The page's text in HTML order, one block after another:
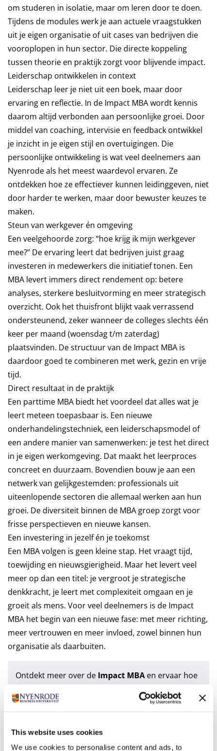
This website uses cookies
We use cookies to personalise content and ads, to
om studeren in isolatie, maar om leren door te doen.
Tijdens de modules werk je aan actuele vraagstukken
uit je eigen organisatie of uit cases van bedrijven die
vooroplopen in hun sector. Die directe koppeling
tussen theorie en praktijk zorgt voor blijvende impact.
Leiderschap ontwikkelen in context
Leiderschap leer je niet uit een boek, maar door
ervaring en reflectie. In de Impact MBA wordt kennis
daarom altijd verbonden aan persoonlijke groei. Door
middel van coaching, intervisie en feedback ontwikkel
je inzicht in je eigen stijl en overtuigingen. Die
persoonlijke ontwikkeling is wat veel deelnemers aan
Nyenrode als het meest waardevol ervaren. Ze
ontdekken hoe ze effectiever kunnen leidinggeven, niet
door harder te werken, maar door bewuster keuzes te
maken.
Steun van werkgever én omgeving
Een veelgehoorde zorg: “hoe krijg ik mijn werkgever
mee?” De ervaring leert dat bedrijven juist graag
investeren in medewerkers die initiatief tonen. Een
MBA levert immers direct rendement op: betere
analyses, sterkere besluitvorming en meer strategisch
overzicht. Ook het thuisfront blijkt vaak verrassend
ondersteunend, zeker wanneer de colleges slechts één
keer per maand (woensdag t/m zaterdag)
plaatsvinden. De structuur van de Impact MBA is
daardoor goed te combineren met werk, gezin en vrije
tijd.
Direct resultaat in de praktijk
Een parttime MBA biedt het voordeel dat alles wat je
leert meteen toepasbaar is. Een nieuwe
onderhandelingstechniek, een leiderschapsmodel of
een andere manier van samenwerken: je test het direct
in je eigen werkomgeving. Dat maakt het leerproces
concreet en duurzaam. Bovendien bouw je aan een
netwerk van gelijkgestemden: professionals uit
uiteenlopende sectoren die allemaal werken aan hun
groei. De diversiteit binnen de MBA groep zorgt voor
frisse perspectieven en nieuwe kansen.
Een investering in jezelf én je toekomst
Een MBA volgen is geen kleine stap. Het vraagt tijd,
toewijding en nieuwsgierigheid. Maar het levert veel
meer op dan een titel: je vergroot je strategische
denkkracht, je leert met complexiteit omgaan en je
groeit als mens. Voor veel deelnemers is de Impact
MBA het begin van een nieuwe fase: met meer richting,
meer vertrouwen en meer invloed, zowel binnen hun
organisatie als daarbuiten.
Ontdekt meer over de Impact MBA en ervaar hoe
leren en leidinggeven samenkomen. Vraag de
brochure aan of neem contact met ons op voor
Tags